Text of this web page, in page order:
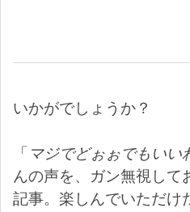
いかがでしょうか？
「 マジでどぉぉでもいい
んの声を、ガン無視して
記事。楽しんでいただけ